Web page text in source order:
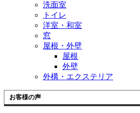
洗面室
トイレ
洋室・和室
窓
屋根・外壁
屋根
外壁
外構・エクステリア
お客様の声